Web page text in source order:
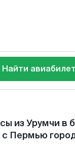
Найти
из Урумчи в
с Пермью